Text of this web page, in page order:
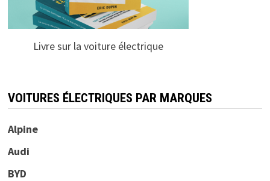
Livre sur la voiture électrique
VOITURES ÉLECTRIQUES PAR MARQUES
Alpine
Audi
BYD